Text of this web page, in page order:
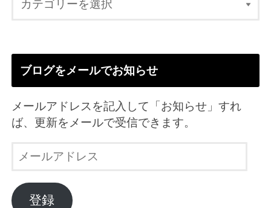
ブログをメールでお知らせ
メールアドレスを記入して「お知らせ」すれ
ば、更新をメールで受信できます。
ル
ア
登録